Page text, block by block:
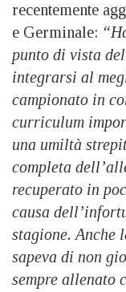
recentemente
e Germinale:
punto di vista
integrarsi al
campionato in
curriculum
una umiltà
completa
recuperato in
causa
stagione. Anche
sapeva di non
sempre allenato